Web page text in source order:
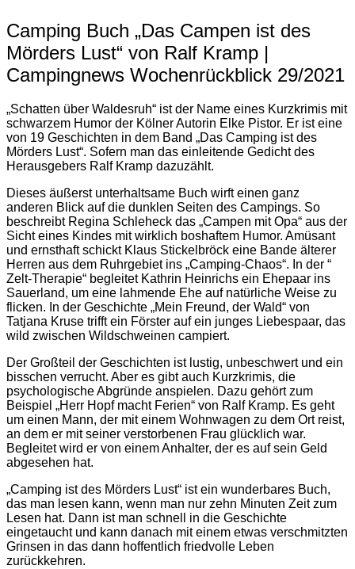
Camping Buch „Das Campen ist des
Mörders Lust“ von Ralf Kramp |
Campingnews Wochenrückblick 29/2021
„Schatten über Waldesruh“ ist der Name eines Kurzkrimis mit
schwarzem Humor der Kölner Autorin Elke Pistor. Er ist eine
von 19 Geschichten in dem Band „Das Camping ist des
Mörders Lust“. Sofern man das einleitende Gedicht des
Herausgebers Ralf Kramp dazuzählt.
Dieses äußerst unterhaltsame Buch wirft einen ganz
anderen Blick auf die dunklen Seiten des Campings. So
beschreibt Regina Schleheck das „Campen mit Opa“ aus der
Sicht eines Kindes mit wirklich boshaftem Humor. Amüsant
und ernsthaft schickt Klaus Stickelbröck eine Bande älterer
Herren aus dem Ruhrgebiet ins „Camping-Chaos“. In der “
Zelt-Therapie“ begleitet Kathrin Heinrichs ein Ehepaar ins
Sauerland, um eine lahmende Ehe auf natürliche Weise zu
flicken. In der Geschichte „Mein Freund, der Wald“ von
Tatjana Kruse trifft ein Förster auf ein junges Liebespaar, das
wild zwischen Wildschweinen campiert.
Der Großteil der Geschichten ist lustig, unbeschwert und ein
bisschen verrucht. Aber es gibt auch Kurzkrimis, die
psychologische Abgründe anspielen. Dazu gehört zum
Beispiel „Herr Hopf macht Ferien“ von Ralf Kramp. Es geht
um einen Mann, der mit einem Wohnwagen zu dem Ort reist,
an dem er mit seiner verstorbenen Frau glücklich war.
Begleitet wird er von einem Anhalter, der es auf sein Geld
abgesehen hat.
„Camping ist des Mörders Lust“ ist ein wunderbares Buch,
das man lesen kann, wenn man nur zehn Minuten Zeit zum
Lesen hat. Dann ist man schnell in die Geschichte
eingetaucht und kann danach mit einem etwas verschmitzten
Grinsen in das dann hoffentlich friedvolle Leben
zurückkehren.